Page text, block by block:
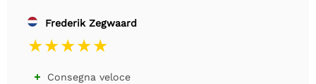
Frederik Zegwaard
 Consegna veloce